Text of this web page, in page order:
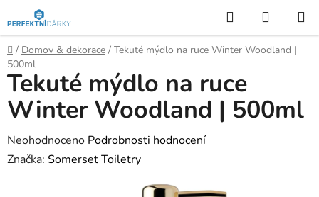
na
obsah
Hledat
KOŠÍK
Domů
/ Domov & dekorace / Tekuté mýdlo na ruce Winter Woodland |
500ml
Tekuté mýdlo na ruce
Winter Woodland | 500ml
Průměrné
hodnocení
Neohodnoceno Podrobnosti hodnocení
Značka: Somerset Toiletry